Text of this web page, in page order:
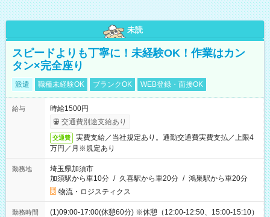
未読
スピードよりも丁寧に！未経験OK！作業はカン
タン×完全座り
派遣 職種未経験OK ブランクOK WEB登録・面接OK
給与
時給1500円
交通費別途支給あり
交通費
実費支給／当社規定あり。通勤交通費実費支払／上限4
万円／月※規定あり
勤務地
埼玉県加須市
加須駅から車10分 / 久喜駅から車20分 / 鴻巣駅から車20分
物流・ロジスティクス
勤務時間 (1)09:00-17:00(休憩60分) ※休憩（12:00-12:50、15:00-15:10）